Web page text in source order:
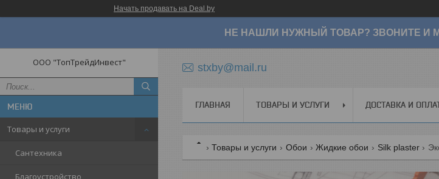
Начать продавать на Deal.by
НЕ НАШЛИ НУЖНЫЙ ТОВАР? ЗВОНИТЕ И
ООО "ТопТрейдИнвест"
Товары и услуги
Сантехника
Благоустройство
stxby@mail.ru
ГЛАВНАЯ ТОВАРЫ И УСЛУГИ ДОСТАВКА И
Товары и услуги Обои Жидкие обои Silk plaster